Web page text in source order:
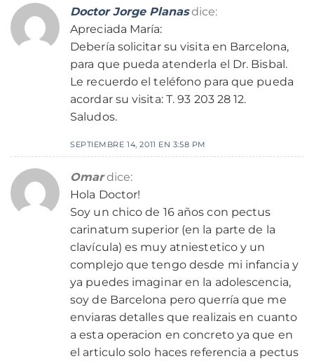
Doctor Jorge Planas dice:
Apreciada María:
Debería solicitar su visita en Barcelona,
para que pueda atenderla el Dr. Bisbal.
Le recuerdo el teléfono para que pueda
acordar su visita: T. 93 203 28 12.
Saludos.
SEPTIEMBRE 14, 2011 EN 3:58 PM
Omar dice:
Hola Doctor!
Soy un chico de 16 años con pectus
carinatum superior (en la parte de la
clavícula) es muy atniestetico y un
complejo que tengo desde mi infancia y
ya puedes imaginar en la adolescencia,
soy de Barcelona pero querría que me
enviaras detalles que realizais en cuanto
a esta operacion en concreto ya que en
el articulo solo haces referencia a pectus